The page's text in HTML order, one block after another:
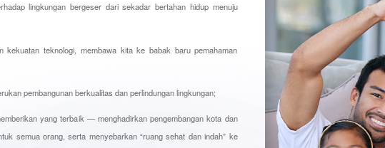
lingkungan bergeser dari sekadar bertahan hidup menuju
kekuatan teknologi, membawa kita ke babak baru pemahaman
pembangunan berkualitas dan perlindungan lingkungan;
yang terbaik — menghadirkan pengembangan kota dan
semua orang, serta menyebarkan “ruang sehat dan indah” ke